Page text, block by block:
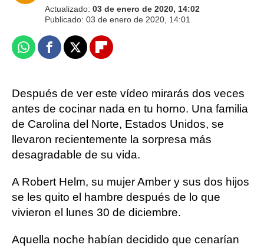
Actualizado: 03 de enero de 2020, 14:02
Publicado: 03 de enero de 2020, 14:01
WhatsappFacebook
X Flipboard
Después de ver este vídeo mirarás dos veces
antes de cocinar nada en tu horno. Una familia
de Carolina del Norte, Estados Unidos, se
llevaron recientemente la sorpresa más
desagradable de su vida.
A Robert Helm, su mujer Amber y sus dos hijos
se les quito el hambre después de lo que
vivieron el lunes 30 de diciembre.
Aquella noche habían decidido que cenarían